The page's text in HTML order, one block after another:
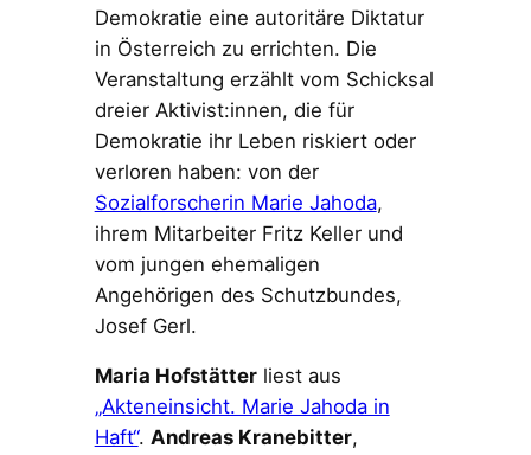
Demokratie eine autoritäre Diktatur
in Österreich zu errichten. Die
Veranstaltung erzählt vom Schicksal
dreier Aktivist:innen, die für
Demokratie ihr Leben riskiert oder
verloren haben: von der
Sozialforscherin Marie Jahoda,
ihrem Mitarbeiter Fritz Keller und
vom jungen ehemaligen
Angehörigen des Schutzbundes,
Josef Gerl.
Maria Hofstätterliest aus
„Akteneinsicht. Marie Jahoda in
Haft“. Andreas Kranebitter,